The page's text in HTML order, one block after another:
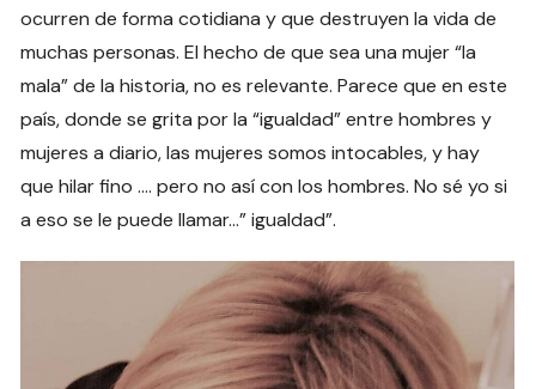
ocurren de forma cotidiana y que destruyen la vida de
muchas personas. El hecho de que sea una mujer “la
mala” de la historia, no es relevante. Parece que en este
país, donde se grita por la “igualdad” entre hombres y
mujeres a diario, las mujeres somos intocables, y hay
que hilar fino …. pero no así con los hombres. No sé yo si
a eso se le puede llamar…” igualdad”.